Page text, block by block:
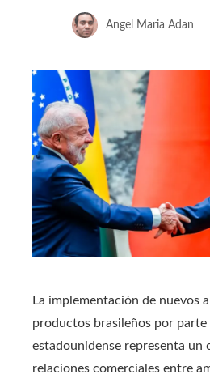
Angel Maria Adan
La implementación de nuevos
productos brasileños por parte
estadounidense representa un
relaciones comerciales entre